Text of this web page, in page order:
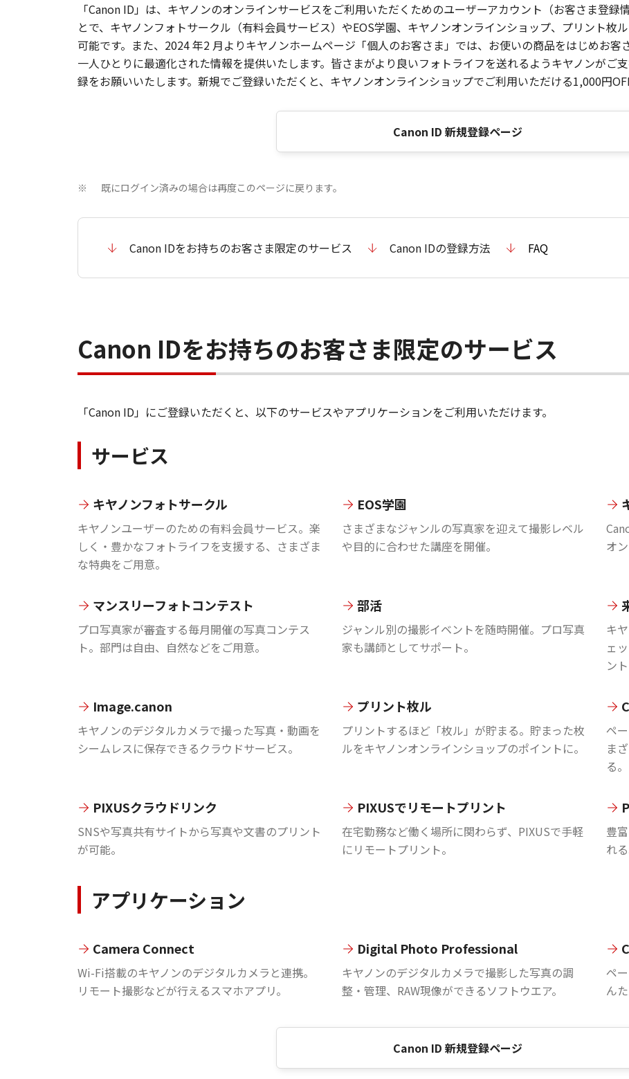
「Canon ID」は、キヤノンのオンラインサービスをご利用いただくためのユーザーアカウント（お客さま登録
とで、キヤノンフォトサークル（有料会員サービス）やEOS学園、キヤノンオンラインショップ、プリント枚
可能です。また、2024 年2 月よりキヤノンホームページ「個人のお客さま」では、お使いの商品をはじめお客
一人ひとりに最適化された情報を提供いたします。皆さまがより良いフォトライフを送れるようキヤノンがご
録をお願いいたします。新規でご登録いただくと、キヤノンオンラインショップでご利用いただける1,000円
Canon ID 新規登録ページ
※ 既にログイン済みの場合は再度このページに戻ります。
Canon IDをお持ちのお客さま限定のサービス Canon IDの登録方法 FAQ
Canon IDをお持ちのお客さま限定のサービス
「Canon ID」にご登録いただくと、以下のサービスやアプリケーションをご利用いただけます。
サービス
キヤノンフォトサークル
キヤノンユーザーのための有料会員サービス。楽
しく・豊かなフォトライフを支援する、さまざま
な特典をご用意。
EOS学園
さまざまなジャンルの写真家を迎えて撮影レベル
や目的に合わせた講座を開催。
オ
マンスリーフォトコンテスト
プロ写真家が審査する毎月開催の写真コンテス
ト。部門は自由、自然などをご用意。
部活
ジャンル別の撮影イベントを随時開催。プロ写真
家も講師としてサポート。
キ
ェ
ン
Image.canon
キヤノンのデジタルカメラで撮った写真・動画を
シームレスに保存できるクラウドサービス。
プリント枚ル
プリントするほど「枚ル」が貯まる。貯まった枚
ルをキヤノンオンラインショップのポイントに。
ペ
ま
る。
PIXUSクラウドリンク
SNSや写真共有サイトから写真や文書のプリント
が可能。
PIXUSでリモートプリント
在宅勤務など働く場所に関わらず、PIXUSで手軽
にリモートプリント。
豊
れ
アプリケーション
Camera Connect
Wi-Fi搭載のキヤノンのデジタルカメラと連携。
リモート撮影などが行えるスマホアプリ。
Digital Photo Professional
キヤノンのデジタルカメラで撮影した写真の調
整・管理、RAW現像ができるソフトウエア。
ペ
ん
Canon ID 新規登録ページ